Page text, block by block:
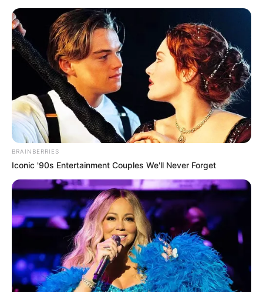
4 – Aplique cola de contato tanto no no início
BRAINBERRIES
Iconic '90s Entertainment Couples We'll Never Forget